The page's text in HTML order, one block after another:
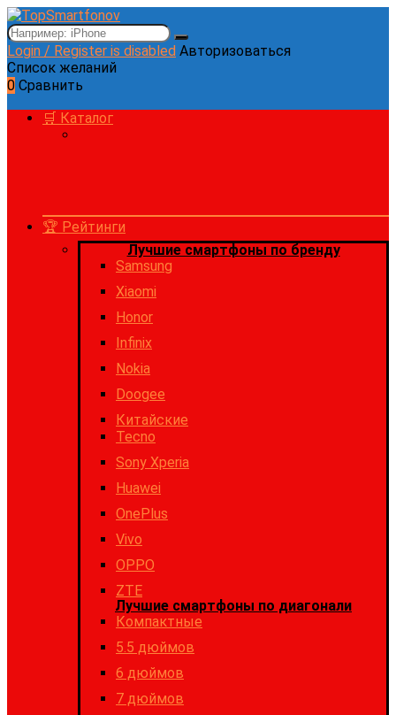
Login / Register is disabled Авторизоваться
Список желаний
0 Сравнить
🛒 Каталог
🏆 Рейтинги
Лучшие смартфоны по бренду
Samsung
Xiaomi
Honor
Infinix
Nokia
Doogee
Китайские
Tecno
Sony Xperia
Huawei
OnePlus
Vivo
OPPO
ZTE
Лучшие смартфоны по диагонали
Компактные
5.5 дюймов
6 дюймов
7 дюймов